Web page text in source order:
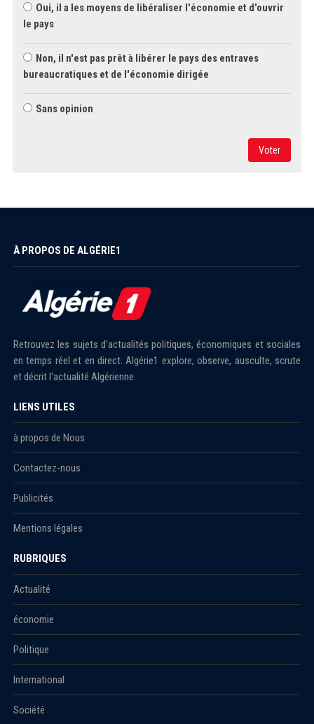
Oui, il a les moyens de libéraliser l'économie et d'ouvrir
le pays
Non, il n'est pas prêt à libérer le pays des entraves
bureaucratiques et de l'économie dirigée
Sans opinion
Voter
À PROPOS DE ALGÉRIE1
Retrouvez les sujets d'actualités politiques, économiques et sociales
en temps réel et en direct. Algérie1 explore, observe, ausculte, scrute
et décrit l'actualité Algérienne.
LIENS UTILES
à propos de Nous
Contactez-nous
Publicités
Mentions légales
RUBRIQUES
Actualité
économie
Politique
International
Société